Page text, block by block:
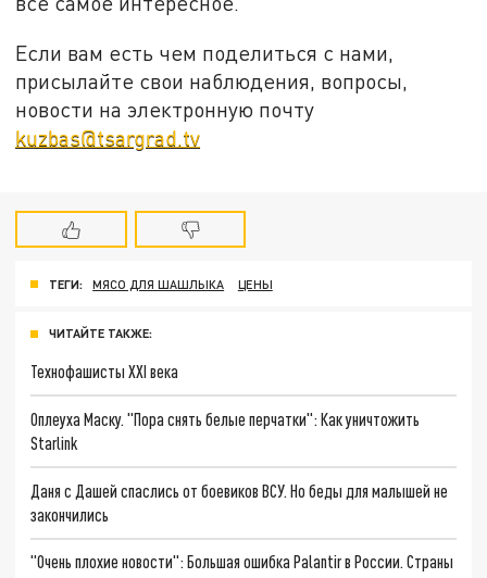
Если вам есть чем поделиться с нами,
присылайте свои наблюдения, вопросы,
новости на электронную почту
kuzbas@tsargrad.tv
ТЕГИ: МЯСО ДЛЯ ШАШЛЫКА ЦЕНЫ
ЧИТАЙТЕ ТАКЖЕ:
Технофашисты XXI века
Оплеуха Маску. "Пора снять белые перчатки": Как уничтожить
Starlink
Даня с Дашей спаслись от боевиков ВСУ. Но беды для малышей не
закончились
"Очень плохие новости": Большая ошибка Palantir в России. Страны